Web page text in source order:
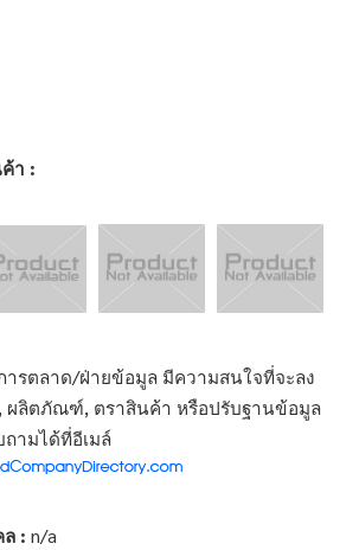
า :
ารตลาด/ฝ่ายข้อมูล มีความสนใจที่จะลง
ลิตภัณฑ์, ตราสินค้า หรือปรับฐานข้อมูล
ามได้ที่อีเมล์
: n/a